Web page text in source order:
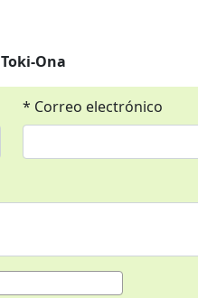
Toki-Ona
* Correo electrónico